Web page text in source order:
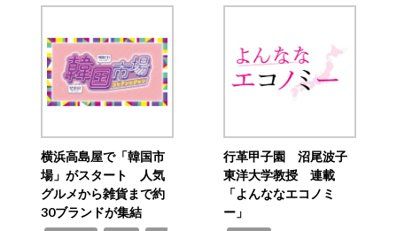
横浜高島屋で「韓国市
場」がスタート 人気
グルメから雑貨まで約
30ブランドが集結
行革甲子園 沼尾波子
東洋大学教授 連載
「よんななエコノミ
ー」